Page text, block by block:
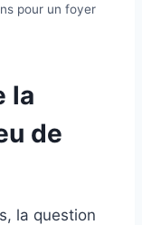
pour un foyer
la
de
la question